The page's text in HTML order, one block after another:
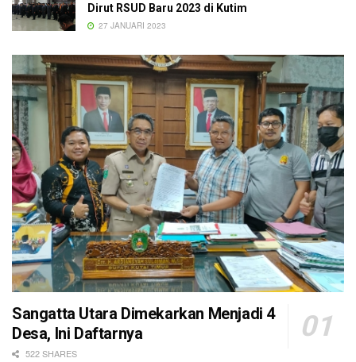
Dirut RSUD Baru 2023 di Kutim
27 JANUARI 2023
Sangatta Utara Dimekarkan Menjadi 4
Desa, Ini Daftarnya
522 SHARES